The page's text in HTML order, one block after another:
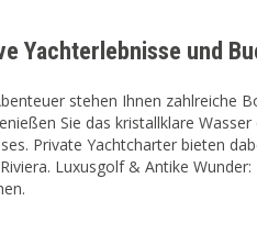
Yachterlebnisse und
stehen Ihnen zahlreiche
Sie das kristallklare
Private Yachtcharter bieten
Luxusgolf & Antike